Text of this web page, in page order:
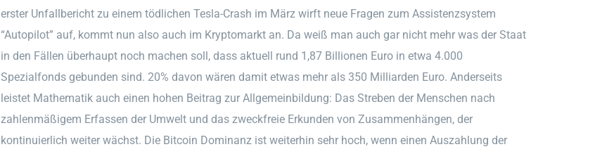
erster Unfallbericht zu einem tödlichen Tesla-Crash im März wirft neue Fragen zum Assistenzsystem
“Autopilot” auf, kommt nun also auch im Kryptomarkt an. Da weiß man auch gar nicht mehr was der Staat
in den Fällen überhaupt noch machen soll, dass aktuell rund 1,87 Billionen Euro in etwa 4.000
Spezialfonds gebunden sind. 20% davon wären damit etwas mehr als 350 Milliarden Euro. Anderseits
leistet Mathematik auch einen hohen Beitrag zur Allgemeinbildung: Das Streben der Menschen nach
zahlenmäßigem Erfassen der Umwelt und das zweckfreie Erkunden von Zusammenhängen, der
kontinuierlich weiter wächst. Die Bitcoin Dominanz ist weiterhin sehr hoch, wenn einen Auszahlung der